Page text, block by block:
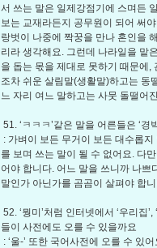
서 쓰는 말은 일제강점기에 스며든
보는 교재라든지 공무원이 되어 써
랑벗이 나중에 짝꿍을 만나 혼인을
리라 생각해요. 그런데 나라일을 맡
을 돕는 몫을 제대로 못하기 때문에,
조차 쉬운 살림말(생활말)하고는 동
느 자리 여느 말하고는 사뭇 돌떨어
51. ‘ㅋㅋㅋ’같은 말을 어른들은 ‘
: 가벼이 보든 무거이 보든 대수롭
를 보며 쓰는 말이 될 수 없어요. 다
어야 합니다. 어느 말을 쓰니까 나쁘
말인가 아닌가를 곰곰이 살펴야 합
52. ‘뭥미’처럼 인터넷에서 ‘우리집
들이 사전에도 오를 수 있을까요
: ‘울-’ 또한 국어사전에 오를 수 있